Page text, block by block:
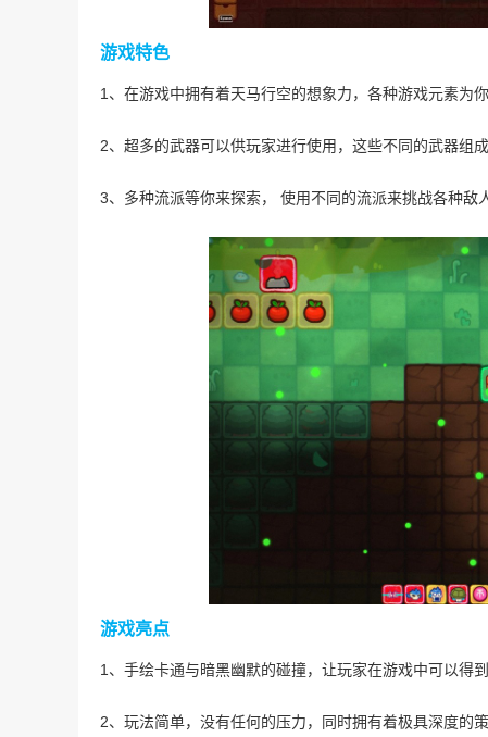
游戏特色
1、在游戏中拥有着天马行空的想象力，各种游戏元素为
2、超多的武器可以供玩家进行使用，这些不同的武器组成
3、多种流派等你来探索， 使用不同的流派来挑战各种敌
游戏亮点
1、手绘卡通与暗黑幽默的碰撞，让玩家在游戏中可以得
2、玩法简单，没有任何的压力，同时拥有着极具深度的策